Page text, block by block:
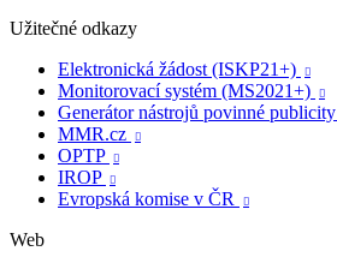
Užitečné odkazy
Elektronická žádost (ISKP21+)

Monitorovací systém (MS2021+) 
Generátor nástrojů povinné publicity
MMR.cz 
OPTP 
IROP 
Evropská komise v ČR 
Web